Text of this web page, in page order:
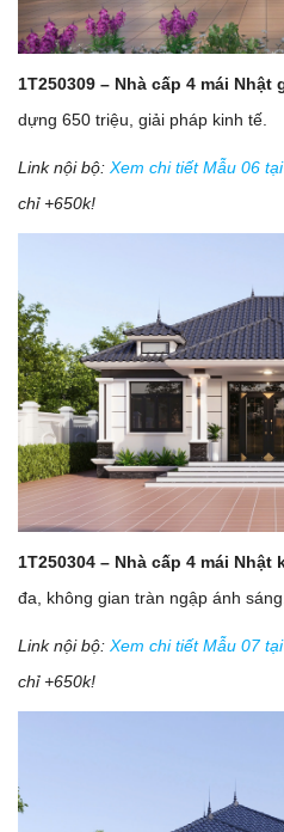
1T250309 – Nhà cấp 4 mái Nhật
dựng 650 triệu, giải pháp kinh tế.
Link nội bộ: Xem chi tiết Mẫu 06
chỉ +650k!
1T250304 – Nhà cấp 4 mái
đa, không gian tràn ngập ánh
Link nội bộ: Xem chi tiết Mẫu 07
chỉ +650k!